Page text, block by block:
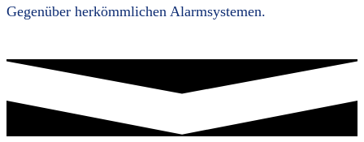
Gegenüber herkömmlichen Alarmsystemen.